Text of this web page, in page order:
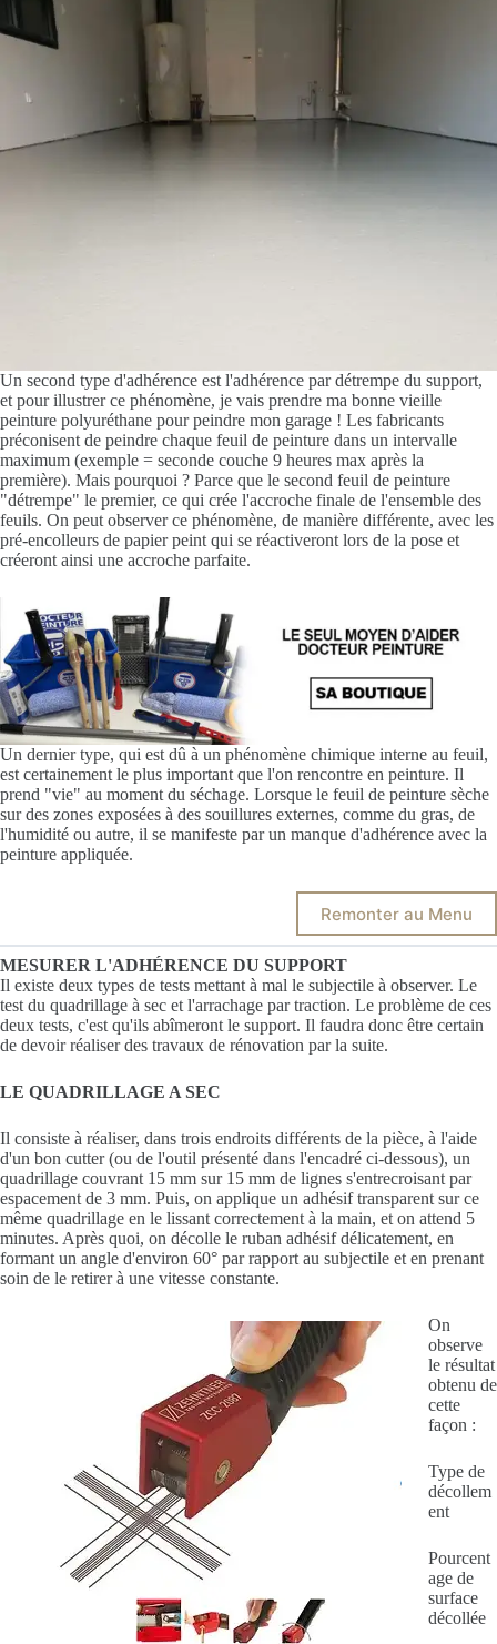
Un second type d'adhérence est l'adhérence par détrempe du support,
et pour illustrer ce phénomène, je vais prendre ma bonne vieille
peinture polyuréthane pour peindre mon garage ! Les fabricants
préconisent de peindre chaque feuil de peinture dans un intervalle
maximum (exemple = seconde couche 9 heures max après la
première). Mais pourquoi ? Parce que le second feuil de peinture
"détrempe" le premier, ce qui crée l'accroche finale de l'ensemble des
feuils. On peut observer ce phénomène, de manière différente, avec les
pré-encolleurs de papier peint qui se réactiveront lors de la pose et
créeront ainsi une accroche parfaite.
Un dernier type, qui est dû à un phénomène chimique interne au feuil,
est certainement le plus important que l'on rencontre en peinture. Il
prend "vie" au moment du séchage. Lorsque le feuil de peinture sèche
sur des zones exposées à des souillures externes, comme du gras, de
l'humidité ou autre, il se manifeste par un manque d'adhérence avec la
peinture appliquée.
Remonter au Menu
MESURER L'ADHÉRENCE DU SUPPORT
Il existe deux types de tests mettant à mal le subjectile à observer. Le
test du quadrillage à sec et l'arrachage par traction. Le problème de ces
deux tests, c'est qu'ils abîmeront le support. Il faudra donc être certain
de devoir réaliser des travaux de rénovation par la suite.
LE QUADRILLAGE A SEC
Il consiste à réaliser, dans trois endroits différents de la pièce, à l'aide
d'un bon cutter (ou de l'outil présenté dans l'encadré ci-dessous), un
quadrillage couvrant 15 mm sur 15 mm de lignes s'entrecroisant par
espacement de 3 mm. Puis, on applique un adhésif transparent sur ce
même quadrillage en le lissant correctement à la main, et on attend 5
minutes. Après quoi, on décolle le ruban adhésif délicatement, en
formant un angle d'environ 60° par rapport au subjectile et en prenant
soin de le retirer à une vitesse constante.
On
observe
le résultat
obtenu de
cette
façon :
Type de
décollem
ent
Pourcent
age de
surface
décollée